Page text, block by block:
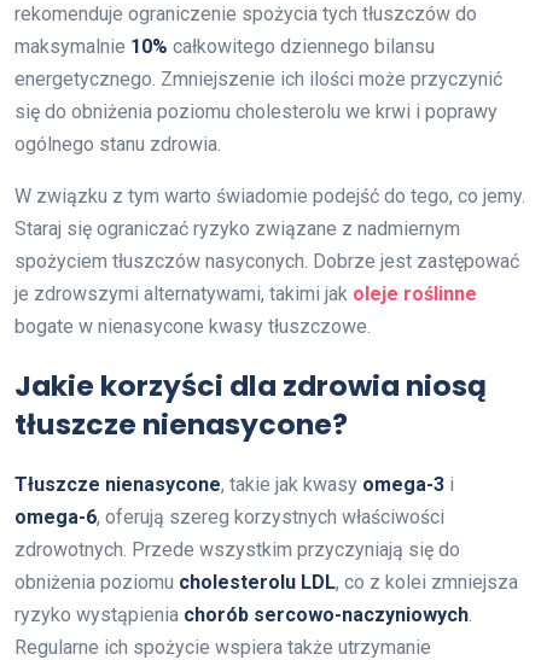
rekomenduje ograniczenie spożycia tych tłuszczów do
maksymalnie 10% całkowitego dziennego bilansu
energetycznego. Zmniejszenie ich ilości może przyczynić
się do obniżenia poziomu cholesterolu we krwi i poprawy
ogólnego stanu zdrowia.
W związku z tym warto świadomie podejść do tego, co jemy.
Staraj się ograniczać ryzyko związane z nadmiernym
spożyciem tłuszczów nasyconych. Dobrze jest zastępować
je zdrowszymi alternatywami, takimi jak oleje roślinne
bogate w nienasycone kwasy tłuszczowe.
Jakie korzyści dla zdrowia niosą
tłuszcze nienasycone?
Tłuszcze nienasycone, takie jak kwasy omega-3 i
omega-6, oferują szereg korzystnych właściwości
zdrowotnych. Przede wszystkim przyczyniają się do
obniżenia poziomu cholesterolu LDL, co z kolei zmniejsza
ryzyko wystąpienia chorób sercowo-naczyniowych
Regularne ich spożycie wspiera także utrzymanie